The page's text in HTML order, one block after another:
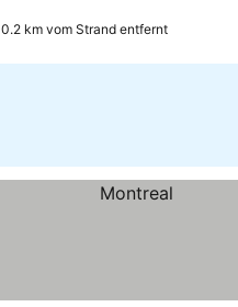
0.2 km vom Strand entfernt